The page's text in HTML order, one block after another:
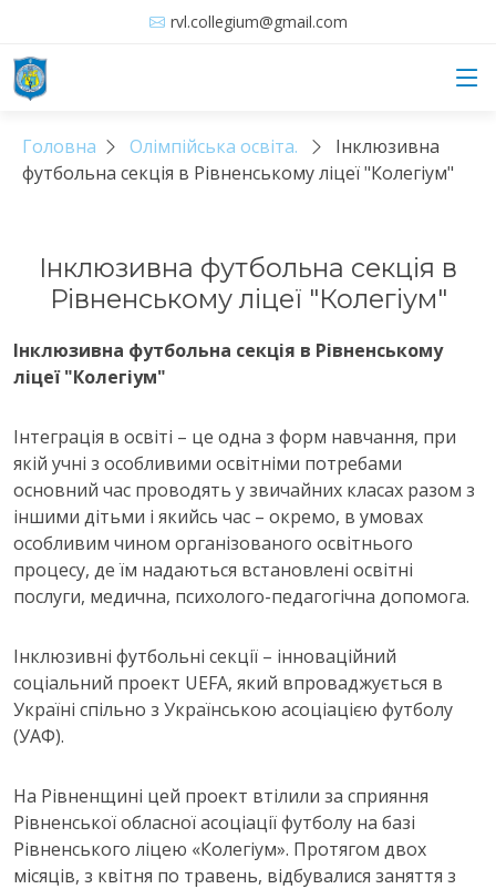
rvl.collegium@gmail.com
Головна Олімпійська освіта.
Інклюзивна
футбольна секція в Рівненському ліцеї "Колегіум"
Інклюзивна футбольна секція в
Рівненському ліцеї "Колегіум"
Інклюзивна футбольна секція в Рівненському
ліцеї "Колегіум"
Інтеграція в освіті – це одна з форм навчання, при
якій учні з особливими освітніми потребами
основний час проводять у звичайних класах разом з
іншими дітьми і якийсь час – окремо, в умовах
особливим чином організованого освітнього
процесу, де їм надаються встановлені освітні
послуги, медична, психолого-педагогічна допомога.
Інклюзивні футбольні секції – інноваційний
соціальний проект UEFA, який впроваджується в
Україні спільно з Українською асоціацією футболу
(УАФ).
На Рівненщині цей проект втілили за сприяння
Рівненської обласної асоціації футболу на базі
Рівненського ліцею «Колегіум». Протягом двох
місяців, з квітня по травень, відбувалися заняття з